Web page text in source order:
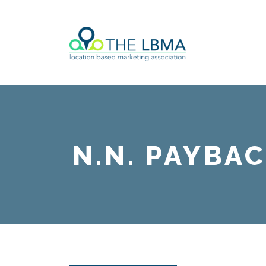
N.N.